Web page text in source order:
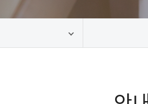
의견접수/문의